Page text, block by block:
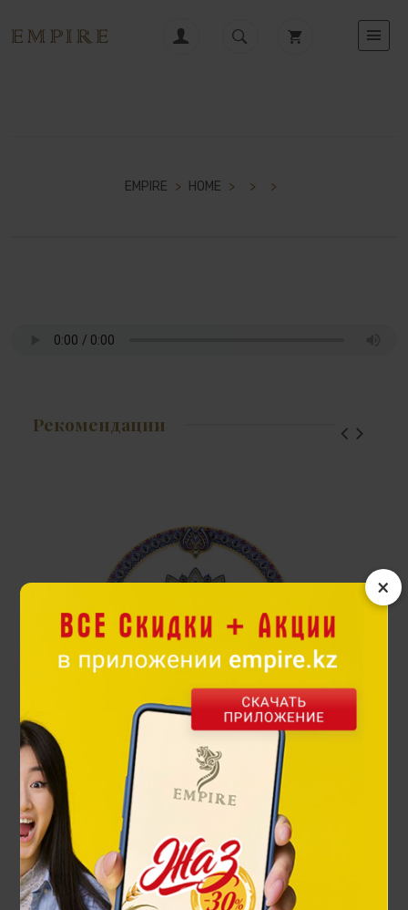
×
EMPIRE > HOME > > >
Рекомендации
Чайная пара Ханшайым на 1 персону
22 000 ₸